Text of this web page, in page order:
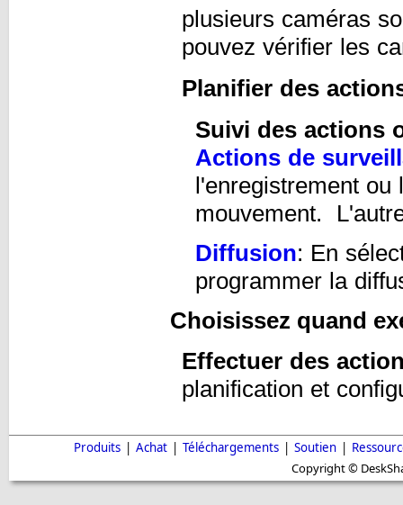
plusieurs caméras
pouvez vérifier les
Planifier des
Suivi des actions
Actions de
l'enregistrement ou
mouvement.
Diffusion: En
programmer la
Choisissez quand
Effectuer des
planification et
Produits | Achat | Téléchargements | Soutien |
Copyright ©